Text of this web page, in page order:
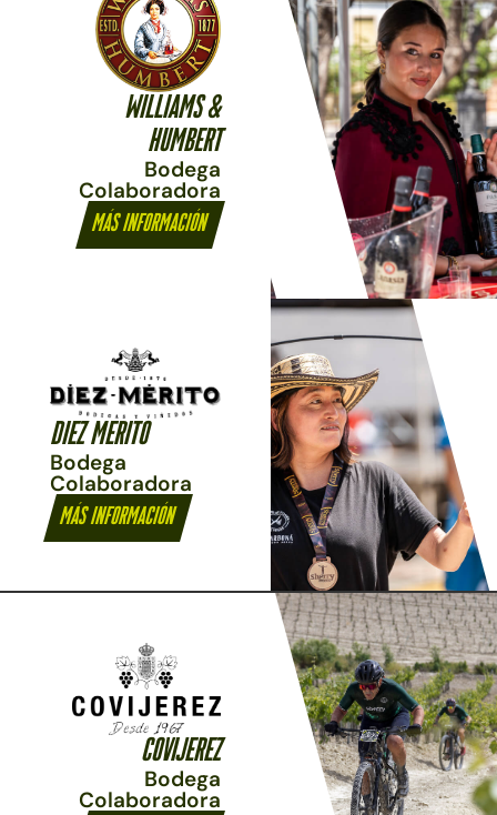
WILLIAMS &
HUMBERT
Bodega
Colaboradora
Más información
DIEZ MERITO
Bodega
Colaboradora
Más información
COVIJEREZ
Bodega
Colaboradora